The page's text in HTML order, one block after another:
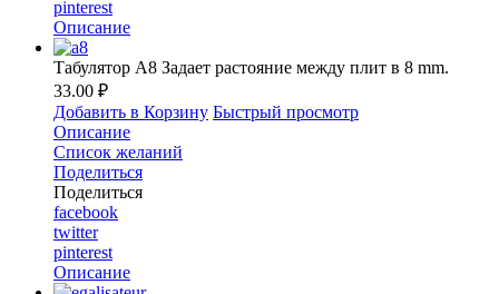
pinterest
Описание
Табулятор A8 Задает растояние между плит в 8 mm.
33.00 ₽
Добавить в Корзину Быстрый просмотр
Описание
Список желаний
Поделиться
Поделиться
facebook
twitter
pinterest
Описание